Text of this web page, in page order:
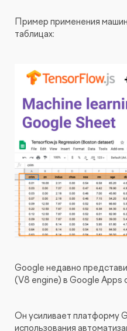
Пример применения
таблицах:
Google недавно
(V8 engine) в Google Apps
Он усиливает платформу
использования